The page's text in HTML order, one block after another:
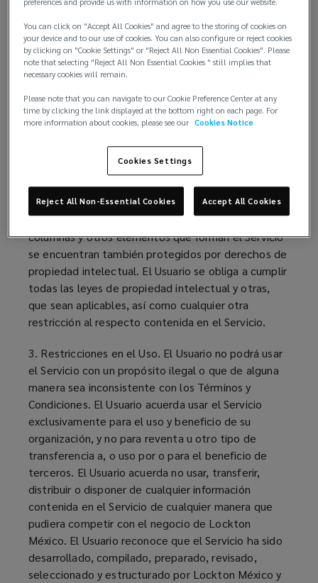
2. Propiedad Intelectual. Este Sitio Web, incluyendo
pero sin limitarse a su texto, contenidos,
fotografías, videos, audio y gráfica (el "Servicio"),
está protegido por derechos de propiedad
intelectual, marcas, tratados internacionales y/u
y por las leyes de México y de otros países, según
sea aplicable. El Servicio está también protegido
como un trabajo colectivo o una compilación bajo
las leyes de propiedad intelectual mexicanas y otras
leyes y tratados. Todos los artículos individuales,
columnas y otros elementos que forman el Servicio
se encuentran también protegidos por derechos de
propiedad intelectual. El Usuario se obliga a cumplir
todas las leyes de propiedad intelectual y otras,
que sean aplicables, así como cualquier otra
restricción al respecto contenida en el Servicio.
3. Restricciones en el Uso. El Usuario no podrá usar
el Servicio con un propósito ilegal o que de alguna
manera sea inconsistente con los Términos y
Condiciones. El Usuario acuerda usar el Servicio
exclusivamente para el uso y beneficio de su
organización, y no para reventa u otro tipo de
transferencia a, o uso por o para el beneficio de
terceros. El Usuario acuerda no usar, transferir,
distribuir o disponer de cualquier información
contenida en el Servicio de cualquier manera que
pudiera competir con el negocio de Lockton
México. El Usuario reconoce que el Servicio ha sido
desarrollado, compilado, preparado, revisado,
seleccionado y estructurado por Lockton México y
You can click on "Accept All Cookies" and agree to the storing of cookies on
your device and to our use of cookies. You can also configure or reject cookies
by clicking on "Cookie Settings" or "Reject All Non Essential Cookies". Please
note that selecting "Reject All Non Essential Cookies " still implies that
necessary cookies will remain.
Please note that you can navigate to our Cookie Preference Center at any
time by clicking the link displayed at the bottom right on each page. For
more information about cookies, please see our Cookies Notice
Cookies Settings
Reject All Non-Essential Cookies Accept All Cookies